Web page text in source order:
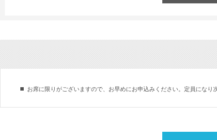
お席に限りがございますので、お早めにお申込みください。定員になり